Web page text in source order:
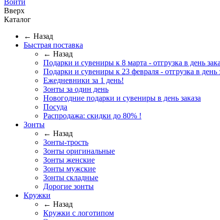
Вверх
Каталог
← Назад
Быстрая поставка
← Назад
Подарки и сувениры к 8 марта - отгрузка в день
Подарки и сувениры к 23 февраля - отгрузка в день
Ежедневники за 1 день!
Зонты за один день
Новогодние подарки и сувениры в день заказа
Посуда
Распродажа: скидки до 80% !
Зонты
← Назад
Зонты-трость
Зонты оригинальные
Зонты женские
Зонты мужские
Зонты складные
Дорогие зонты
Кружки
← Назад
Кружки с логотипом